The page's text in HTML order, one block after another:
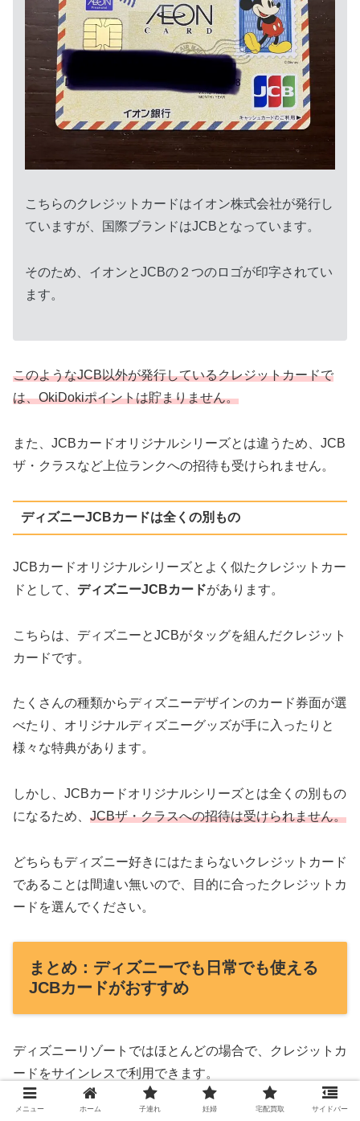
こちらのクレジットカードはイオン株式会社が発行し
ていますが、国際ブランドはJCBとなっています。
そのため、イオンとJCBの２つのロゴが印字されてい
ます。
このようなJCB以外が発行しているクレジットカードで
は、OkiDokiポイントは貯まりません。
また、JCBカードオリジナルシリーズとは違うため、JCB
ザ・クラスなど上位ランクへの招待も受けられません。
ディズニーJCBカードは全くの別もの
JCBカードオリジナルシリーズとよく似たクレジットカー
ドとして、 ディズニーJCBカードがあります。
こちらは、ディズニーとJCBがタッグを組んだクレジット
カードです。
たくさんの種類からディズニーデザインのカード券面が選
べたり、オリジナルディズニーグッズが手に入ったりと
様々な特典があります。
しかし、JCBカードオリジナルシリーズとは全くの別もの
になるため、 JCBザ・クラスへの招待は受けられません。
どちらもディズニー好きにはたまらないクレジットカード
であることは間違い無いので、目的に合ったクレジットカ
ードを選んでください。
まとめ：ディズニーでも日常でも使える
JCBカードがおすすめ
ディズニーリゾートではほとんどの場合で、クレジットカ
ードをサインレスで利用できます。
メニュー ホーム 子連れ 妊婦 宅配買取 サイドバー